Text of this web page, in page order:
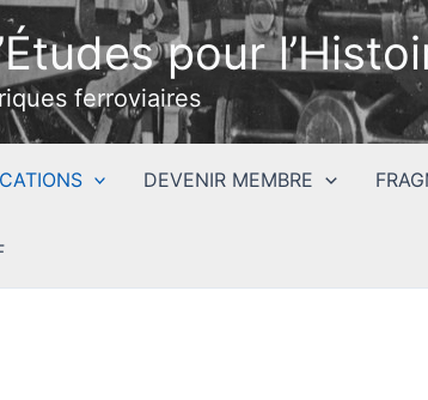
pour
ferroviaires
DEVENIR MEMBRE